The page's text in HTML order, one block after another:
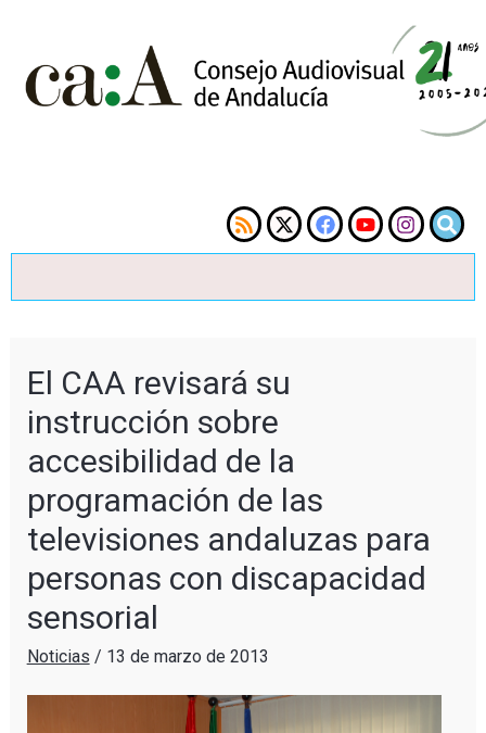
El CAA revisará su
instrucción sobre
accesibilidad de la
programación de las
televisiones andaluzas para
personas con discapacidad
sensorial
Noticias / 13 de marzo de 2013